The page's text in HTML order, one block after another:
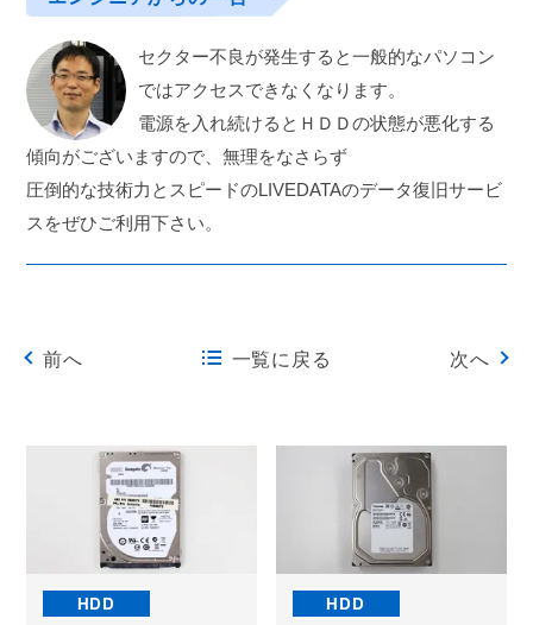
セクター不良が発生すると一般的なパソコン
ではアクセスできなくなります。
電源を入れ続けるとＨＤＤの状態が悪化する
傾向がございますので、無理をなさらず
圧倒的な技術力とスピードのLIVEDATAのデータ復旧サービ
スをぜひご利用下さい。
前へ 一覧に戻る 次へ
HDD HDD